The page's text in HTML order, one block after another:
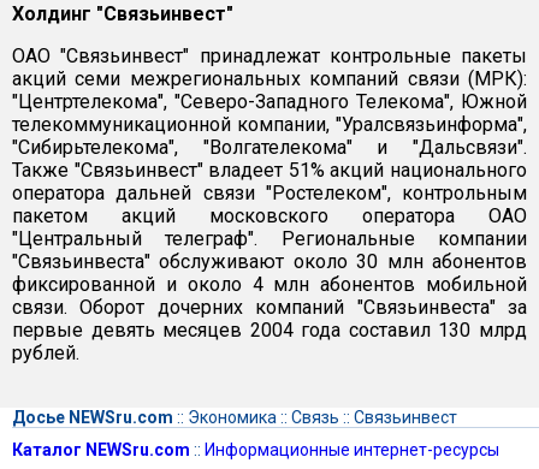
Холдинг "Связьинвест"
ОАО "Связьинвест" принадлежат контрольные пакеты
акций семи межрегиональных компаний связи (МРК):
"Центртелекома", "Северо-Западного Телекома", Южной
телекоммуникационной компании, "Уралсвязьинформа",
"Сибирьтелекома", "Волгателекома" и "Дальсвязи".
Также "Связьинвест" владеет 51% акций национального
оператора дальней связи "Ростелеком", контрольным
пакетом акций московского оператора ОАО
"Центральный телеграф". Региональные компании
"Связьинвеста" обслуживают около 30 млн абонентов
фиксированной и около 4 млн абонентов мобильной
связи. Оборот дочерних компаний "Связьинвеста" за
первые девять месяцев 2004 года составил 130 млрд
рублей.
Досье NEWSru.com :: Экономика :: Связь :: Связьинвест
Каталог NEWSru.com :: Информационные интернет-ресурсы